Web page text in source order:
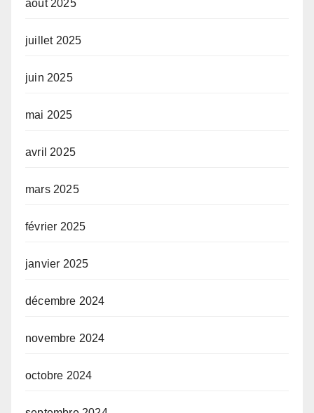
août 2025
juillet 2025
juin 2025
mai 2025
avril 2025
mars 2025
février 2025
janvier 2025
décembre 2024
novembre 2024
octobre 2024